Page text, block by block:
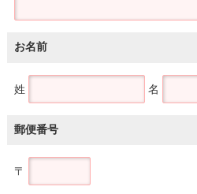
お名前
姓 名
郵便番号
〒